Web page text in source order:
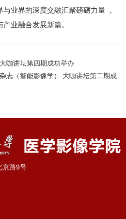
业界的深度交融汇聚磅礴力量 ，
业融合发展新篇。
咖讲坛第四期成功举办
志（智能影像学） 大咖讲坛第二期成
京路9号